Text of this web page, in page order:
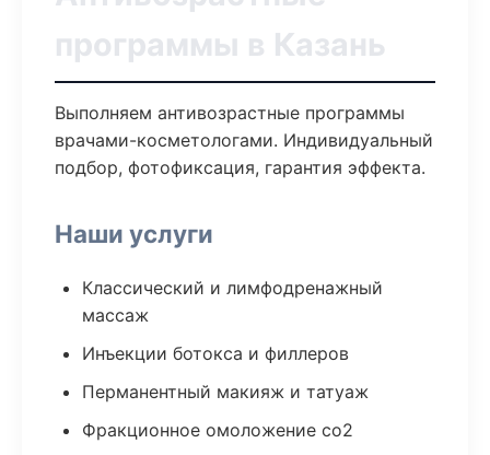
программы в Казань
Выполняем антивозрастные программы
врачами-косметологами. Индивидуальный
подбор, фотофиксация, гарантия эффекта.
Наши услуги
Классический и лимфодренажный
массаж
Инъекции ботокса и филлеров
Перманентный макияж и татуаж
Фракционное омоложение co2